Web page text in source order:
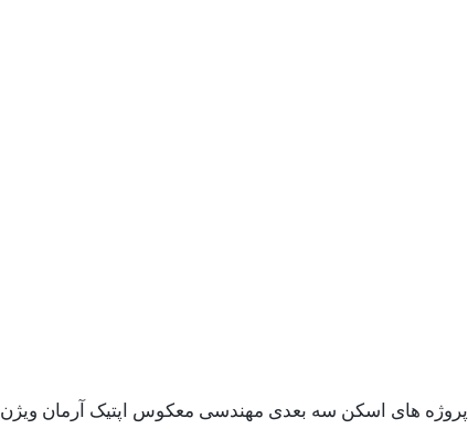
پروژه های اسکن سه بعدی مهندسی معکوس اپتیک آرمان ویژن